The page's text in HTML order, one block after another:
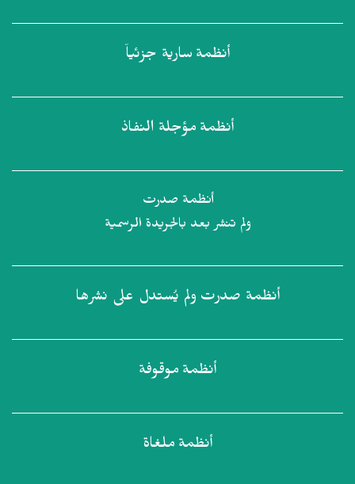
أنظمة سارية جزئياً
أنظمة مؤجلة النفاذ
أنظمة صدرت
ولم تنشر بعد بالجريدة الرسمية
أنظمة صدرت ولم يُستدل على نشرها
أنظمة موقوفة
أنظمة ملغاة